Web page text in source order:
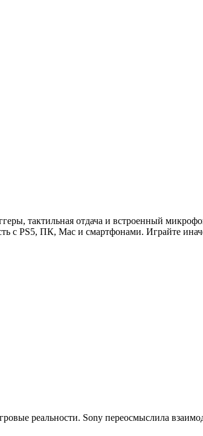
тактильная отдача и встроенный
с PS5, ПК, Mac и смартфонами. Играйте
реальности. Sony переосмыслила